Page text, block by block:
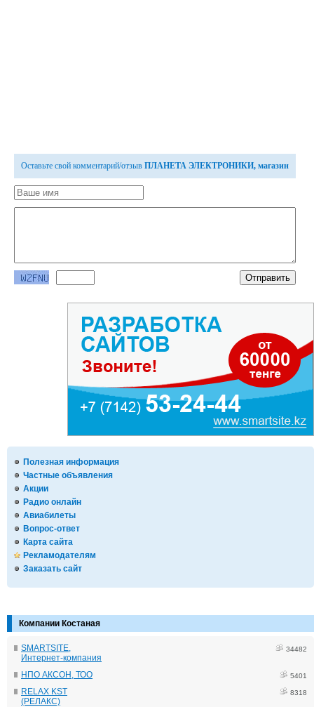
Полезная информация
Частные объявления
Акции
Радио онлайн
Авиабилеты
Вопрос-ответ
Карта сайта
Рекламодателям
Заказать сайт
Компании Костаная
SMARTSITE,
Интернет-компания
34482
НПО АКСОН, ТОО 5401
RELAX KST
(РЕЛАКС)
8318
Оставьте свой комментарий/отзыв ПЛАНЕТА ЭЛЕКТРОНИКИ, магазин